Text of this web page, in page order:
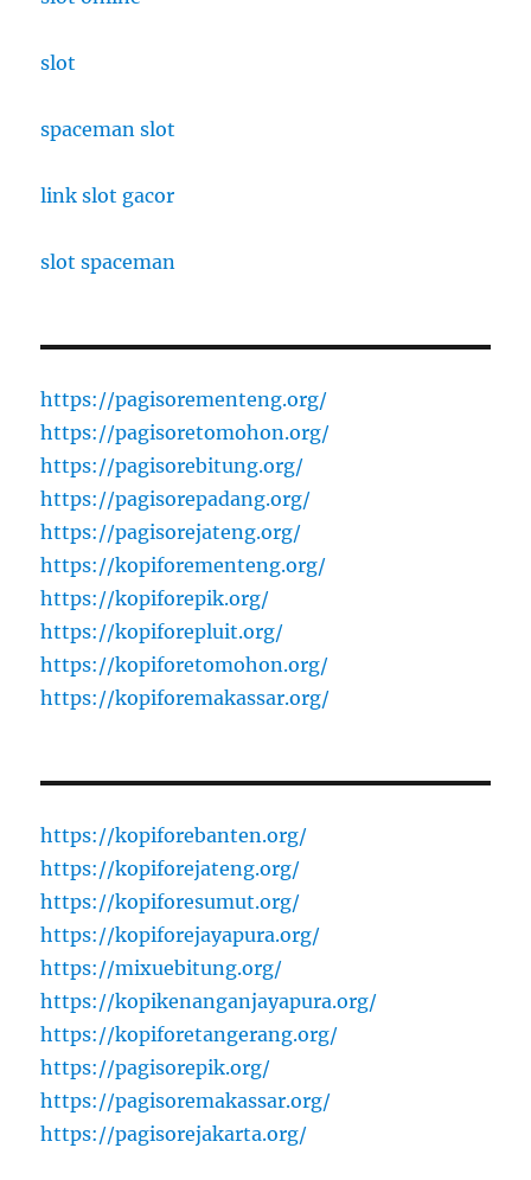
slot
spaceman slot
link slot gacor
slot spaceman
https://pagisorementeng.org/
https://pagisoretomohon.org/
https://pagisorebitung.org/
https://pagisorepadang.org/
https://pagisorejateng.org/
https://kopiforementeng.org/
https://kopiforepik.org/
https://kopiforepluit.org/
https://kopiforetomohon.org/
https://kopiforemakassar.org/
https://kopiforebanten.org/
https://kopiforejateng.org/
https://kopiforesumut.org/
https://kopiforejayapura.org/
https://mixuebitung.org/
https://kopikenanganjayapura.org/
https://kopiforetangerang.org/
https://pagisorepik.org/
https://pagisoremakassar.org/
https://pagisorejakarta.org/